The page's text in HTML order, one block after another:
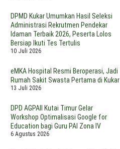
DPMD Kukar Umumkan Hasil Seleksi
Administrasi Rekrutmen Pendekar
Idaman Terbaik 2026, Peserta Lolos
Bersiap Ikuti Tes Tertulis
10 Juli 2026
eMKA Hospital Resmi Beroperasi, Jadi
Rumah Sakit Swasta Pertama di Kukar
13 Juli 2026
DPD AGPAII Kutai Timur Gelar
Workshop Optimalisasi Google for
Education bagi Guru PAI Zona IV
6 Agustus 2026